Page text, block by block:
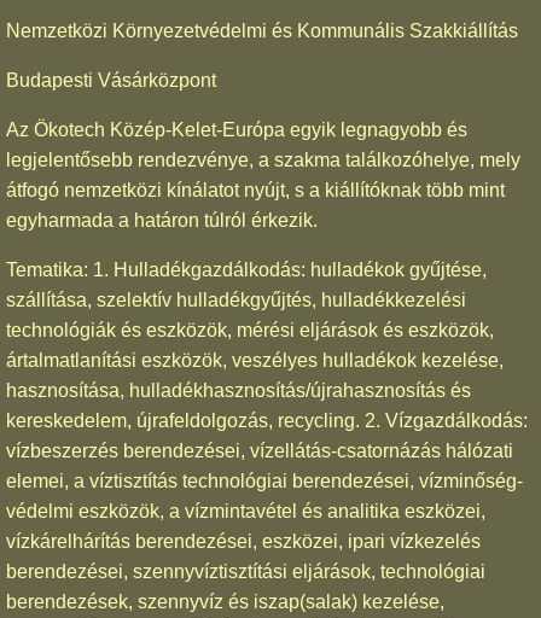
Nemzetközi Környezetvédelmi és Kommunális Szakkiállítás
Budapesti Vásárközpont
Az Ökotech Közép-Kelet-Európa egyik legnagyobb és
legjelentősebb rendezvénye, a szakma találkozóhelye, mely
átfogó nemzetközi kínálatot nyújt, s a kiállítóknak több mint
egyharmada a határon túlról érkezik.
Tematika: 1. Hulladékgazdálkodás: hulladékok gyűjtése,
szállítása, szelektív hulladékgyűjtés, hulladékkezelési
technológiák és eszközök, mérési eljárások és eszközök,
ártalmatlanítási eszközök, veszélyes hulladékok kezelése,
hasznosítása, hulladékhasznosítás/újrahasznosítás és
kereskedelem, újrafeldolgozás, recycling. 2. Vízgazdálkodás:
vízbeszerzés berendezései, vízellátás-csatornázás hálózati
elemei, a víztisztítás technológiai berendezései, vízminőség-
védelmi eszközök, a vízmintavétel és analitika eszközei,
vízkárelhárítás berendezései, eszközei, ipari vízkezelés
berendezései, szennyvíztisztítási eljárások, technológiai
berendezések, szennyvíz és iszap(salak) kezelése,